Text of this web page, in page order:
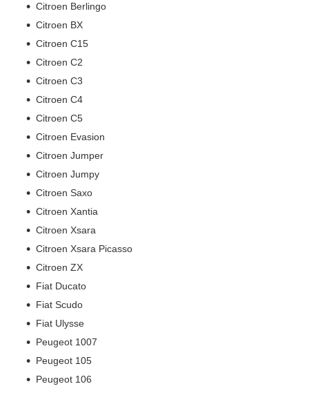
Citroen Berlingo
Citroen BX
Citroen C15
Citroen C2
Citroen C3
Citroen C4
Citroen C5
Citroen Evasion
Citroen Jumper
Citroen Jumpy
Citroen Saxo
Citroen Xantia
Citroen Xsara
Citroen Xsara Picasso
Citroen ZX
Fiat Ducato
Fiat Scudo
Fiat Ulysse
Peugeot 1007
Peugeot 105
Peugeot 106